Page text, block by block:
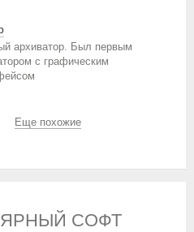
архиватор. Был первым
с графическим
Еще похожие
СОФТ